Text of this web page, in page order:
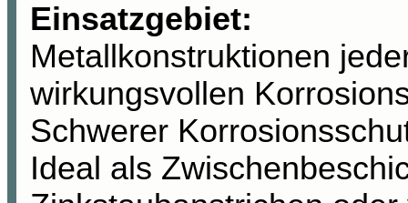
Einsatzgebiet:
Metallkonstruktionen
wirkungsvollen
Schwerer
Ideal als